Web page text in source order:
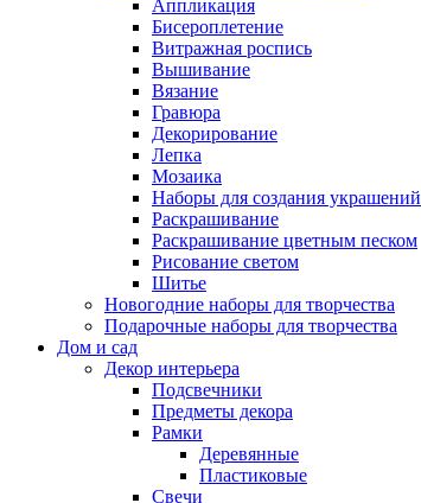
Аппликация
Бисероплетение
Витражная роспись
Вышивание
Вязание
Гравюра
Декорирование
Лепка
Мозаика
Наборы для создания украшений
Раскрашивание
Раскрашивание цветным песком
Рисование светом
Шитье
Новогодние наборы для творчества
Подарочные наборы для творчества
Дом и сад
Декор интерьера
Подсвечники
Предметы декора
Рамки
Деревянные
Пластиковые
Свечи